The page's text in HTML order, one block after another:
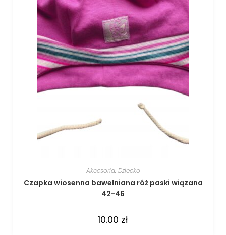
Akcesoria, Dziecko
Czapka wiosenna bawełniana róż paski wiązana
42-46
10.00 zł